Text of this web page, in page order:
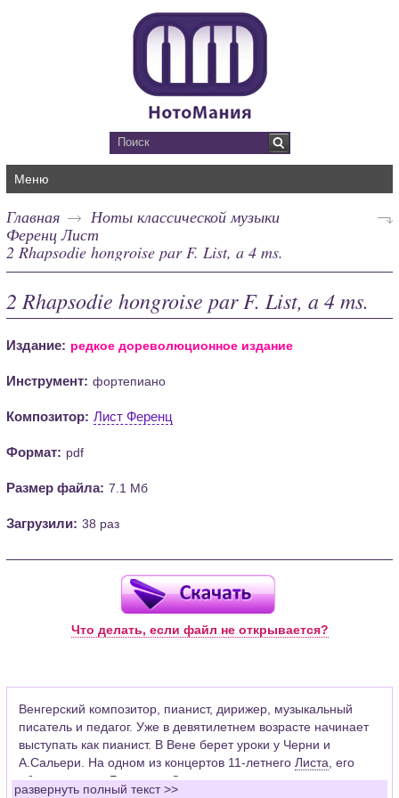
Меню
Главная
Ноты классической музыки
Ференц Лист
2 Rhapsodie hongroise par F. List, a 4 ms.
2 Rhapsodie hongroise par F. List, a 4 ms.
Издание: редкое дореволюционное издание
Инструмент: фортепиано
Композитор: Лист Ференц
Формат: pdf
Размер файла: 7.1 Мб
Загрузили: 38 раз
Что делать, если файл не открывается?
Венгерский композитор, пианист, дирижер, музыкальный
писатель и педагог. Уже в девятилетнем возрасте начинает
выступать как пианист. В Вене берет уроки у Черни и
А.Сальери. На одном из концертов 11-летнего Листа , его
«благословил»Бетховен. Сильное влияние на становление
развернуть полный текст >>